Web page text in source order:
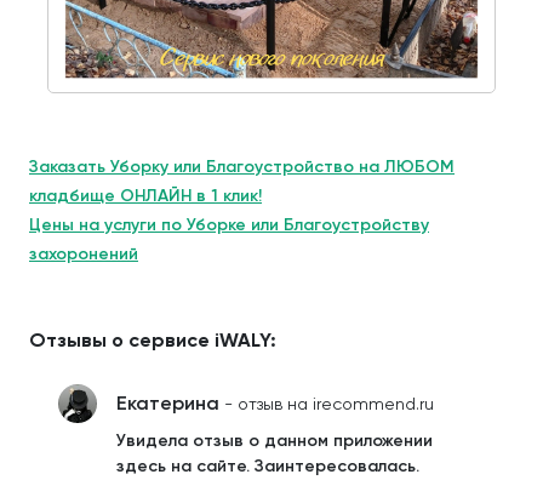
Заказать Уборку или Благоустройство на ЛЮБОМ
кладбище ОНЛАЙН в 1 клик!
Цены на услуги по Уборке или Благоустройству
захоронений
Отзывы о сервисе iWALY:
Екатерина - отзыв на irecommend.ru
Увидела отзыв о данном приложении
здесь на сайте. Заинтересовалась.